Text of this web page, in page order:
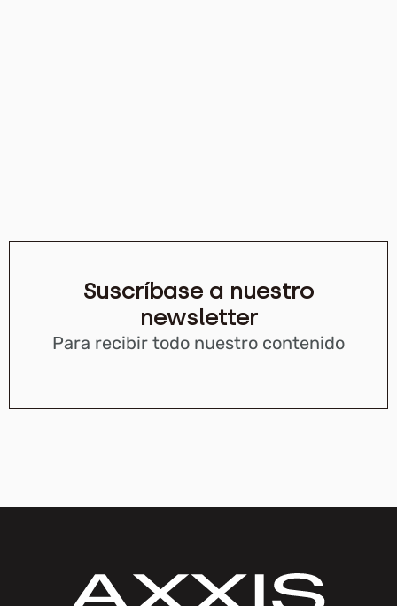
Suscríbase a nuestro
newsletter
Para recibir todo nuestro contenido